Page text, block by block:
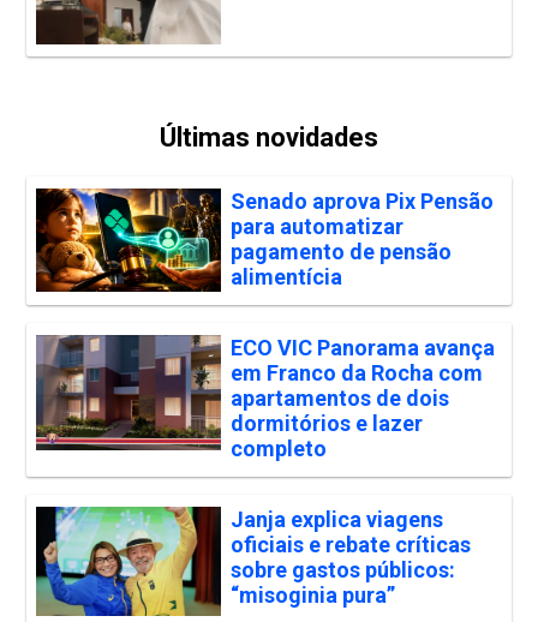
Últimas novidades
Senado aprova Pix Pensão
para automatizar
pagamento de pensão
alimentícia
ECO VIC Panorama avança
em Franco da Rocha com
apartamentos de dois
dormitórios e lazer
completo
Janja explica viagens
oficiais e rebate críticas
sobre gastos públicos:
“misoginia pura”